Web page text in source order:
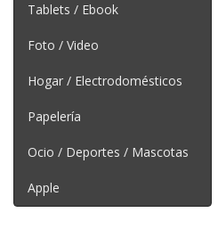
Tablets / Ebook
Foto / Video
Hogar / Electrodomésticos
Papelería
Ocio / Deportes / Mascotas
Apple